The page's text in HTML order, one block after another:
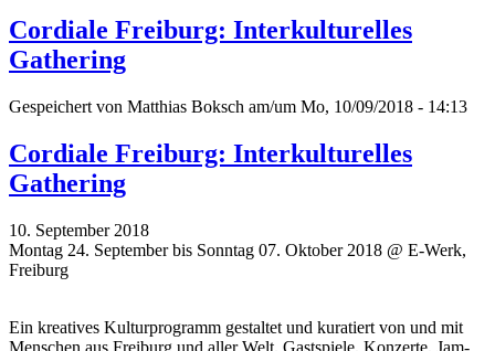
Cordiale Freiburg: Interkulturelles
Gathering
Gespeichert von Matthias Boksch am/um Mo, 10/09/2018 - 14:13
Cordiale Freiburg: Interkulturelles
Gathering
10. September 2018
Montag 24. September bis Sonntag 07. Oktober 2018 @ E-Werk,
Freiburg
Ein kreatives Kulturprogramm gestaltet und kuratiert von und mit
Menschen aus Freiburg und aller Welt. Gastspiele, Konzerte, Jam-